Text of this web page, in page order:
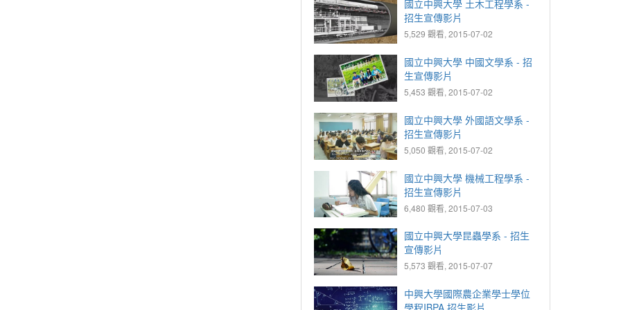
國立中興大學 土木工程學系 -
招生宣傳影片
5,529 觀看, 2015-07-02
國立中興大學 中國文學系 - 招
生宣傳影片
5,453 觀看, 2015-07-02
國立中興大學 外國語文學系 -
招生宣傳影片
5,050 觀看, 2015-07-02
國立中興大學 機械工程學系 -
招生宣傳影片
6,480 觀看, 2015-07-03
國立中興大學昆蟲學系 - 招生
宣傳影片
5,573 觀看, 2015-07-07
中興大學國際農企業學士學位